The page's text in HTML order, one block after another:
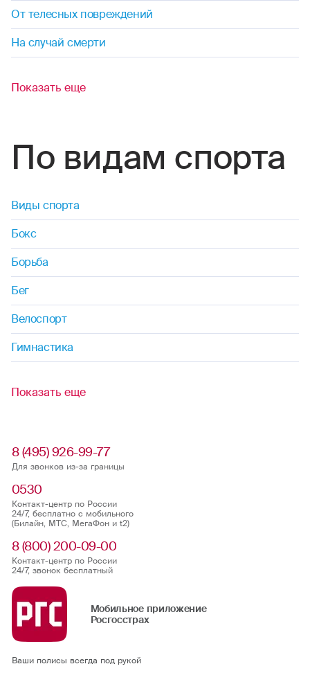
От телесных повреждений
На случай смерти
Показать еще
По видам спорта
Виды спорта
Бокс
Борьба
Бег
Велоспорт
Гимнастика
Показать еще
8 (495) 926-99-77
Для звонков из-за границы
0530
Контакт-центр по России
24/7, бесплатно с мобильного
(Билайн, МТС, МегаФон и t2)
8 (800) 200-09-00
Контакт-центр по России
24/7, звонок бесплатный
Мобильное приложение
Росгосстрах
Ваши полисы всегда под рукой